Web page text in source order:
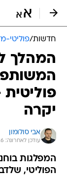
חדשות/פוליטי-
המהלך
יקרה
אבי סולומון
עודכן לאחרונה: 22.1.2026 / 20:37
המפלגות
הפוליטי,